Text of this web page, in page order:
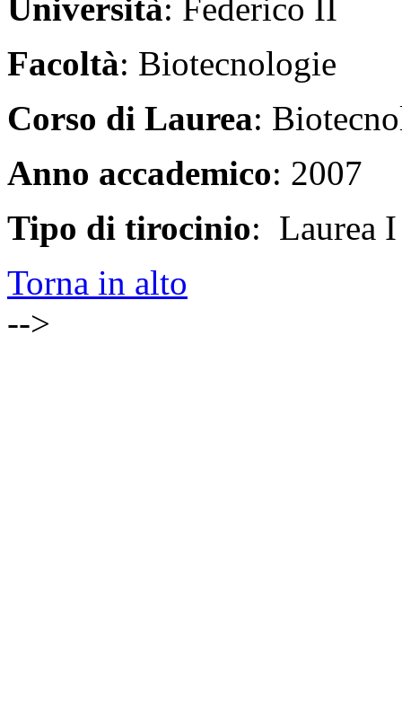
Università: Federico II
Facoltà: Biotecnologie
Corso di Laurea:
Anno accademico: 2007
Tipo di tirocinio: Laurea
Torna in alto
-->